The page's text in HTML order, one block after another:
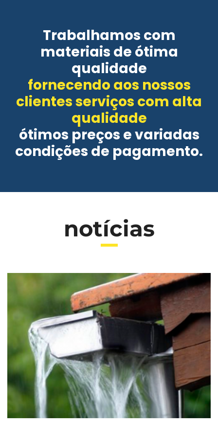
Trabalhamos com
materiais de ótima
qualidade
fornecendo aos nossos
clientes serviços com alta
qualidade
ótimos preços e variadas
condições de pagamento.
notícias